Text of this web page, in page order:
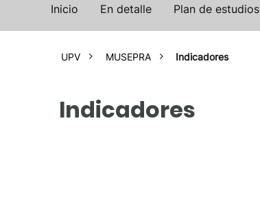
Inicio En detalle Plan de estudios
UPV MUSEPRA Indicadores
Indicadores